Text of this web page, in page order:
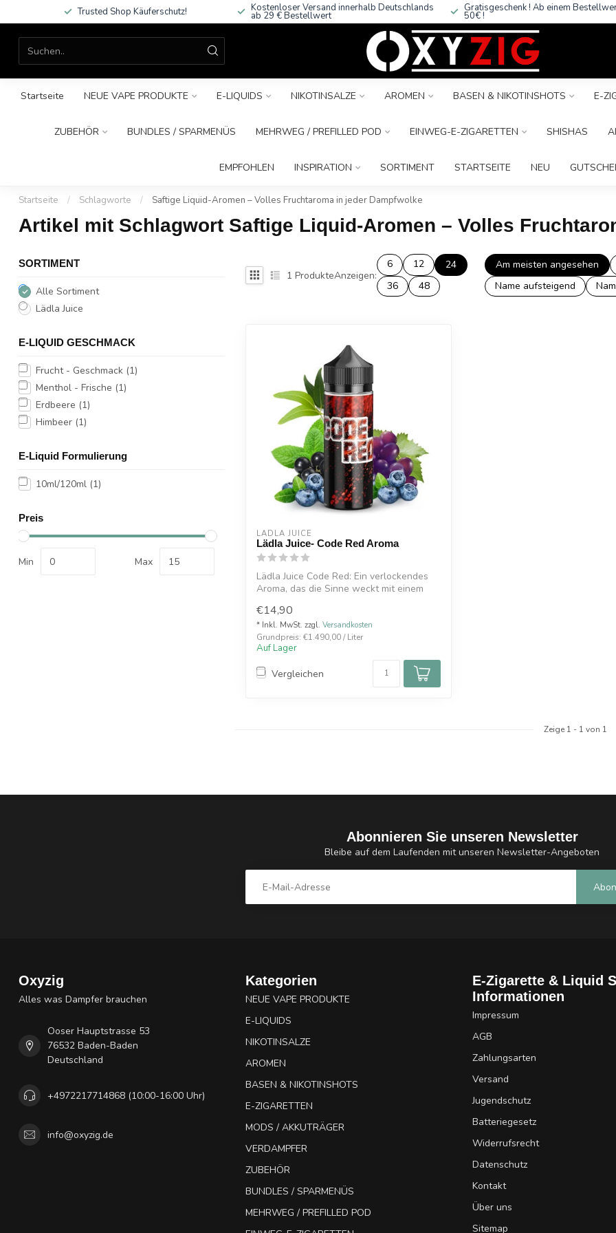
Trusted Shop Käuferschutz! Kostenloser Versand innerhalb Deutschlands
ab 29 € Bestellwert
Gratisgeschenk ! Ab einem
50€ !
Startseite NEUE VAPE PRODUKTE E-LIQUIDS NIKOTINSALZE AROMEN BASEN & NIKOTINSHOTS E-
ZUBEHÖR BUNDLES / SPARMENÜS MEHRWEG / PREFILLED POD EINWEG-E-ZIGARETTEN SHISHAS
EMPFOHLEN INSPIRATION SORTIMENT STARTSEITE NEU
Startseite / Schlagworte / Saftige Liquid-Aromen – Volles Fruchtaroma in jeder Dampfwolke
Artikel mit Schlagwort Saftige Liquid-Aromen – Volles
SORTIMENT
Alle Sortiment
Lädla Juice
E-LIQUID GESCHMACK
Frucht - Geschmack (1)
Menthol - Frische (1)
Erdbeere (1)
Himbeer (1)
E-Liquid Formulierung
10ml/120ml (1)
Preis
Min Max
1 ProdukteAnzeigen:
6 12
24
36
48
Am meisten angesehen
Name aufsteigend
LÄDLA JUICE
Lädla Juice- Code Red Aroma
Lädla Juice Code Red: Ein verlockendes
Aroma, das die Sinne weckt mit einem
€14,90
* Inkl. MwSt. zzgl. Versandkosten
Grundpreis: €1.490,00 / Liter
Auf Lager
Vergleichen
Zeige 1 - 1 von 1
Abonnieren Sie unseren Newsletter
Bleibe auf dem Laufenden mit unseren Newsletter-Angeboten
Oxyzig
Alles was Dampfer brauchen
Ooser Hauptstrasse 53
76532 Baden-Baden
Deutschland
+4972217714868 (10:00-16:00 Uhr)
info@oxyzig.de
Kategorien
NEUE VAPE PRODUKTE
E-LIQUIDS
NIKOTINSALZE
AROMEN
BASEN & NIKOTINSHOTS
E-ZIGARETTEN
MODS / AKKUTRÄGER
VERDAMPFER
ZUBEHÖR
BUNDLES / SPARMENÜS
MEHRWEG / PREFILLED POD
E-Zigarette & Liquid
Informationen
Impressum
AGB
Zahlungsarten
Versand
Jugendschutz
Batteriegesetz
Widerrufsrecht
Datenschutz
Kontakt
Über uns
Sitemap